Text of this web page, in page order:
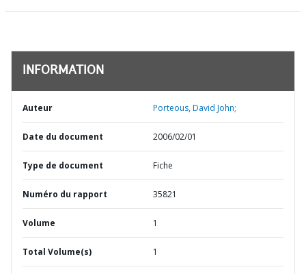
INFORMATION
Auteur Porteous, David John;
Date du document 2006/02/01
Type de document Fiche
Numéro du rapport 35821
Volume 1
Total Volume(s) 1